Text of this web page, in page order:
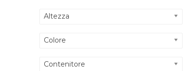
Altezza
Colore
Contenitore